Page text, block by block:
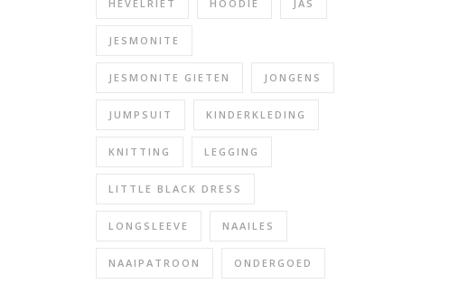
HEVELRIET HOODIE JAS
JESMONITE
JESMONITE GIETEN JONGENS
JUMPSUIT KINDERKLEDING
KNITTING LEGGING
LITTLE BLACK DRESS
LONGSLEEVE NAAILES
NAAIPATROON ONDERGOED